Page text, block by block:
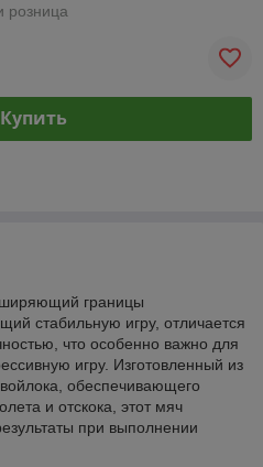
розница
Купить
границы
стабильную игру, отличается
что особенно важно для
игру. Изготовленный из
войлока, обеспечивающего
и отскока, этот мяч
при выполнении